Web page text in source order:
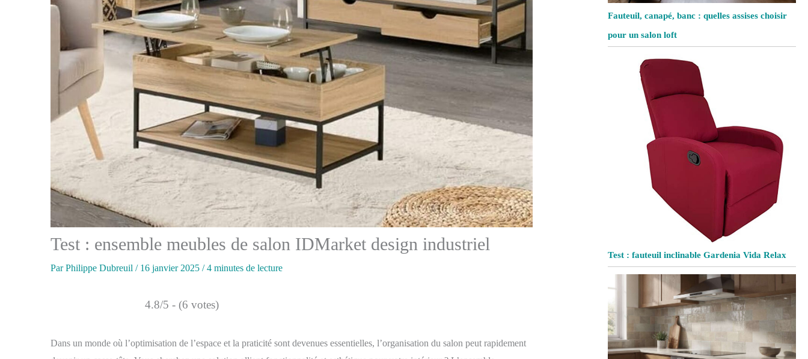
Test : ensemble meubles de salon IDMarket design industriel
ParPhilippe Dubreuil / 16 janvier 2025 /4 minutes de lecture
4.8/5 - (6 votes)
Dans un monde où l’optimisation de l’espace et la praticité sont devenues essentielles, l’organisation du salon peut rapidement
Fauteuil, canapé, banc : quelles assises choisir
pour un salon loft
Test : fauteuil inclinable Gardenia Vida Relax